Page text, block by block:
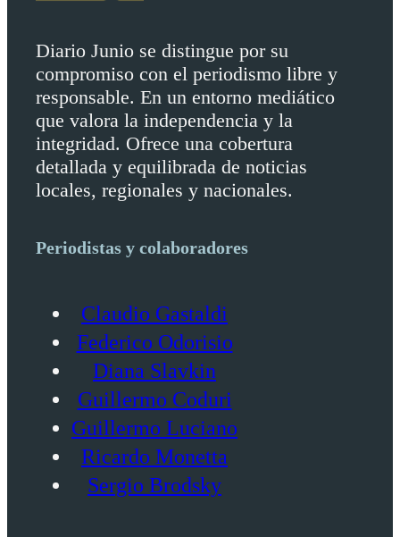
Diario Junio se distingue por su
compromiso con el periodismo libre y
responsable. En un entorno mediático
que valora la independencia y la
integridad. Ofrece una cobertura
detallada y equilibrada de noticias
locales, regionales y nacionales.
Periodistas y colaboradores
Claudio Gastaldi
Federico Odorisio
Diana Slavkin
Guillermo Coduri
Guillermo Luciano
Ricardo Monetta
Sergio Brodsky